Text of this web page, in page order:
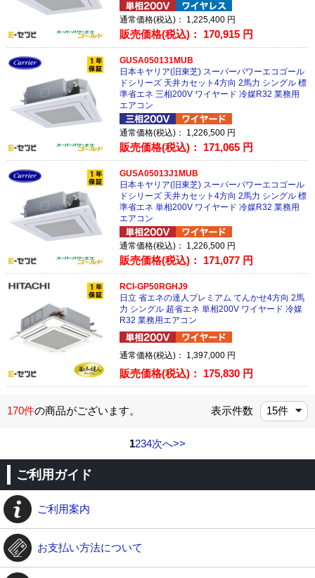
通常価格(税込)： 1,225,400 円
販売価格(税込)： 170,915 円
GUSA050131MUB
日本キヤリア(旧東芝) スーパーパワーエコゴール
ドシリーズ 天井カセット4方向 2馬力 シングル 標
準省エネ 三相200V ワイヤード 冷媒R32 業務用
エアコン
通常価格(税込)： 1,226,500 円
販売価格(税込)： 171,065 円
GUSA05013J1MUB
日本キヤリア(旧東芝) スーパーパワーエコゴール
ドシリーズ 天井カセット4方向 2馬力 シングル 標
準省エネ 単相200V ワイヤード 冷媒R32 業務用
エアコン
通常価格(税込)： 1,226,500 円
販売価格(税込)： 171,077 円
RCI-GP50RGHJ9
日立 省エネの達人プレミアム てんかせ4方向 2馬
力 シングル 超省エネ 単相200V ワイヤード 冷媒
R32 業務用エアコン
通常価格(税込)： 1,397,000 円
販売価格(税込)： 175,830 円
170件の商品がございます。 表示件数
1234次へ>>
ご利用ガイド
ご利用案内
お支払い方法について